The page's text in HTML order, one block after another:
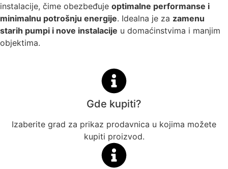
instalacije, čime obezbeđuje optimalne performanse i
minimalnu potrošnju energije. Idealna je za zamenu
starih pumpi i nove instalacije u domaćinstvima i manjim
objektima.
Gde kupiti?
Izaberite grad za prikaz prodavnica u kojima možete
kupiti proizvod.